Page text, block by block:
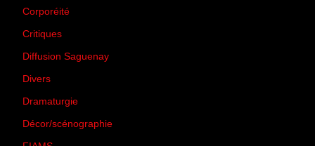
Corporéité
Critiques
Diffusion Saguenay
Divers
Dramaturgie
Décor/scénographie